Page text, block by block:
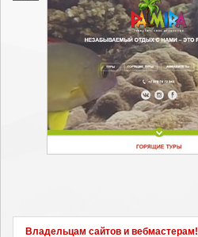
Владельцам сайтов и вебмастерам!